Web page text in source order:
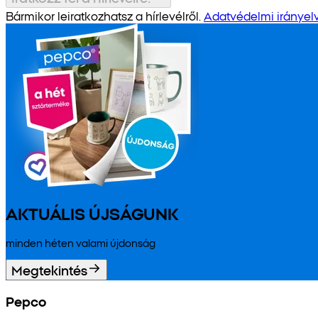
Bármikor leiratkozhatsz a hírlevélről. Adatvédelmi
AKTUÁLIS ÚJSÁGUNK
minden héten valami újdonság
Megtekintés
Pepco